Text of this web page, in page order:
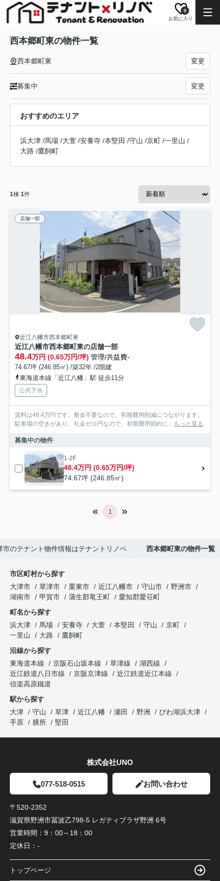
お気に入り
0
西本郷町東の物件一覧
西本郷町東 変更
募集中 変更
おすすめのエリア
浜大津 /馬場 /大萱 /安養寺 /本堅田 /守山 /京町 /一里山 /
大路 /鷹飼町
1棟 1件
店舗一部
近江八幡市西本郷町東
近江八幡市西本郷町東の店舗一部
48.4万円 (0.65万円/坪) 管理/共益費-
74.67坪 (246.85㎡) /築32年 /2階建
東海道本線「近江八幡」駅 徒歩11分
公共下水
賃料は48.4万円です。敷金不要なので、初期費用削減につながります。
駐車場の空きがあり。礼金ゼロ円なので、初期費用節約に... もっと見る
募集中の物件
1-2F
48.4万円 (0.65万円/坪)
74.67坪 (246.85㎡)
1
市のテナント物件情報はテナントリノベ 西本郷町東の物件一覧
市区町村から探す
大津市
草津市 栗東市 近江八幡市 守山市
野洲市
湖南市
甲賀市 蒲生郡竜王町
愛知郡愛荘町
町名から探す
浜大津
馬場 安養寺 大萱 本堅田 守山
京町
一里山
大路
鷹飼町
沿線から探す
東海道本線
京阪石山坂本線 草津線
湖西線
近江鉄道八日市線
京阪京津線
近江鉄道近江本線
信楽高原鐵道
駅から探す
大津
守山 草津 近江八幡 瀬田 野洲
びわ湖浜大津
手原
膳所 堅田
株式会社UNO
077-518-0515 お問い合わせ
〒520-2352
滋賀県野洲市冨波乙798-5 レガティプラザ野洲 6号
営業時間： 9：00～18：00
定休日： -
トップページ